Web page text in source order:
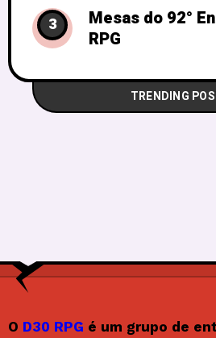
3
Mesas do 92°
RPG
TRENDING
O D30 RPG é um grupo de